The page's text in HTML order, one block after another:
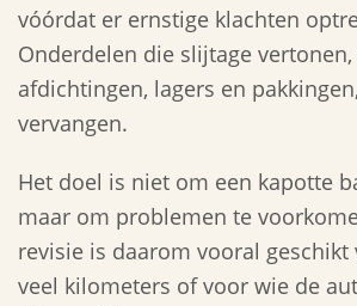
vóórdat er ernstige klachten
Onderdelen die slijtage vertonen,
afdichtingen, lagers en
vervangen.
Het doel is niet om een kapotte
maar om problemen te
revisie is daarom vooral geschikt
veel kilometers of voor wie de